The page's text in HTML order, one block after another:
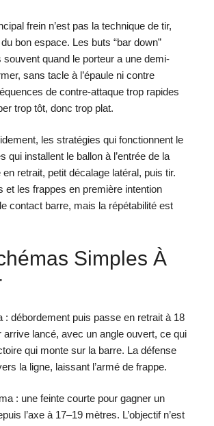
frein n’est pas la technique de tir,
bon espace. Les buts “bar down”
souvent quand le porteur a une demi-
sans tacle à l’épaule ni contre
de contre-attaque trop rapides
trop tôt, donc trop plat.
les stratégies qui fonctionnent le
qui installent le ballon à l’entrée de la
retrait, petit décalage latéral, puis tir.
et les frappes en première intention
contact barre, mais la répétabilité est
Simples À
: débordement puis passe en retrait à 18
arrive lancé, avec un angle ouvert, ce qui
qui monte sur la barre. La défense
la ligne, laissant l’armé de frappe.
: une feinte courte pour gagner un
l’axe à 17–19 mètres. L’objectif n’est